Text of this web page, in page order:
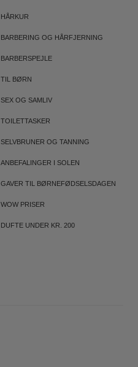
HÅRKUR
BARBERING OG HÅRFJERNING
BARBERSPEJLE
TIL BØRN
SEX OG SAMLIV
TOILETTASKER
SELVBRUNER OG TANNING
ANBEFALINGER I SOLEN
GAVER TIL BØRNEFØDSELSDAGEN
WOW PRISER
DUFTE UNDER KR. 200